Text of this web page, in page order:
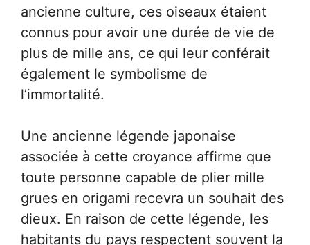
ancienne culture, ces oiseaux étaient
connus pour avoir une durée de vie de
plus de mille ans, ce qui leur conférait
également le symbolisme de
l’immortalité.
Une ancienne légende japonaise
associée à cette croyance affirme que
toute personne capable de plier mille
grues en origami recevra un souhait des
dieux. En raison de cette légende, les
habitants du pays respectent souvent la